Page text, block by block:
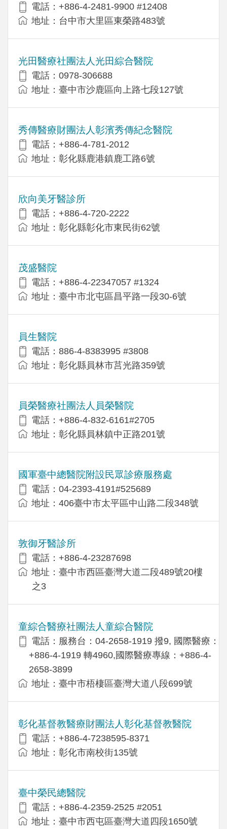
電話：+886-4-2481-9900 #12408
地址：台中市大里區東榮路483號
光田醫療社團法人光田綜合醫院
電話：0978-306688
地址：臺中市沙鹿區向上路七段127號
秀傳醫療財團法人彰濱秀傳紀念醫院
電話：+886-4-781-2012
地址：彰化縣鹿港鎮鹿工路6號
欣向美牙醫診所
電話：+886-4-720-2222
地址：彰化縣彰化市東民街62號
茂盛醫院
電話：+886-4-22347057 #1324
地址：臺中市北屯區昌平路一段30-6號
員生醫院
電話：886-4-8383995 #3808
地址：彰化縣員林市莒光路359號
員榮醫療社團法人員榮醫院
電話：+886-4-832-6161#2705
地址：彰化縣員林鎮中正路201號
國軍臺中總醫院附設民眾診療服務處
電話：04-2393-4191#525689
地址：406臺中市太平區中山路二段348號
敦御牙醫診所
電話：+886-4-23287698
地址：臺中市西區臺灣大道二段489號20樓
之3
童綜合醫療社團法人童綜合醫院
電話：服務台：04-2658-1919 撥9, 國際醫療：
+886-4-1919 轉4960,國際醫療專線：+886-4-
2658-3899
地址：臺中市梧棲區臺灣大道八段699號
彰化基督教醫療財團法人彰化基督教醫院
電話：+886-4-7238595-8371
地址：彰化市南校街135號
臺中榮民總醫院
電話：+886-4-2359-2525 #2051
地址：臺中市西屯區臺灣大道四段1650號